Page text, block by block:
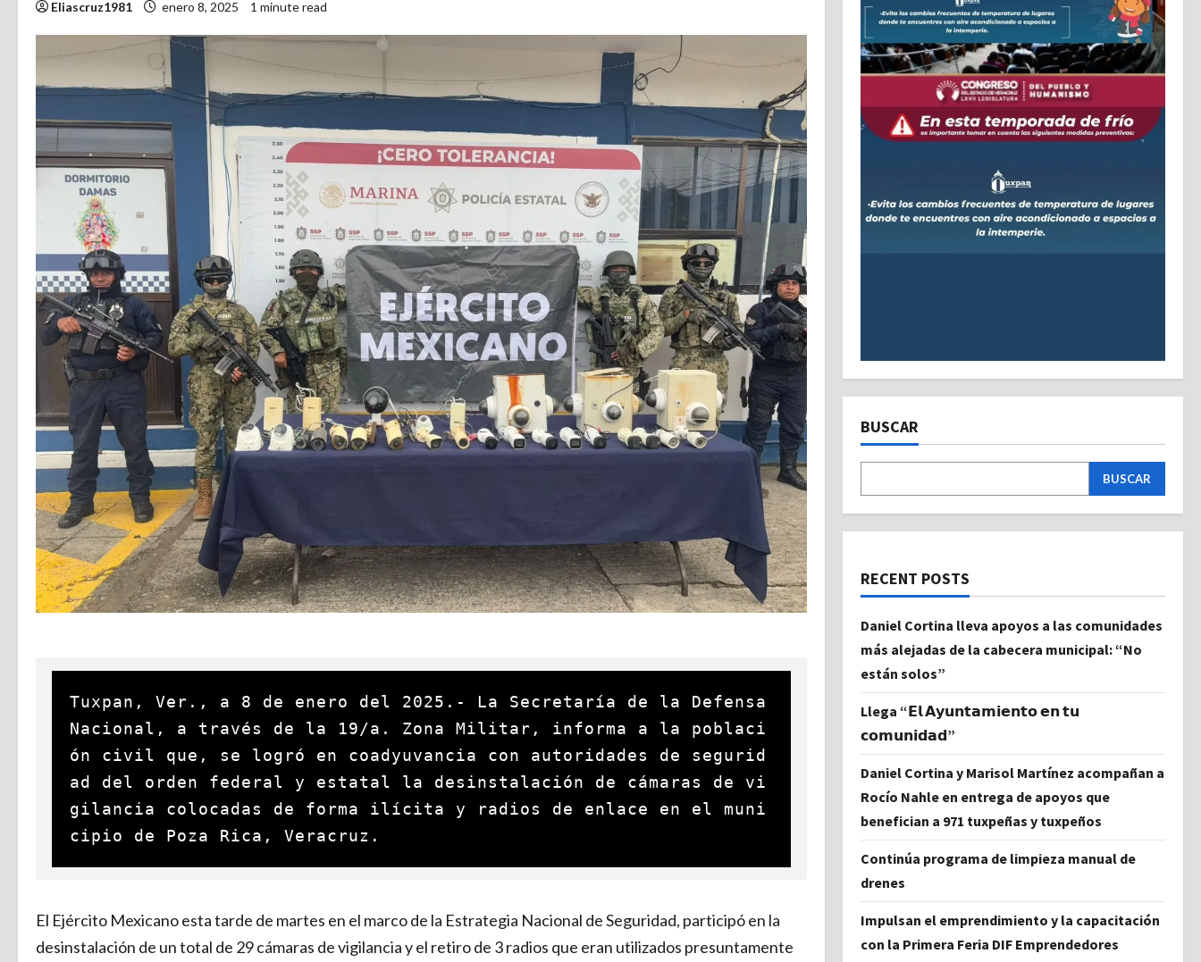
Eliascruz1981 enero 8, 2025 1 minute read
Tuxpan, Ver., a 8 de enero del 2025.- La Secretaría de la Defensa
Nacional, a través de la 19/a. Zona Militar, informa a la poblaci
ón civil que, se logró en coadyuvancia con autoridades de segurid
ad del orden federal y estatal la desinstalación de cámaras de vi
gilancia colocadas de forma ilícita y radios de enlace en el muni
cipio de Poza Rica, Veracruz.
El Ejército Mexicano esta tarde de martes en el marco de la Estrategia Nacional de Seguridad, participó en la
desinstalación de un total de 29 cámaras de vigilancia y el retiro de 3 radios que eran utilizados presuntamente
BUSCAR
BUSCAR
RECENT POSTS
Daniel Cortina lleva apoyos a las comunidades
más alejadas de la cabecera municipal: “No
están solos”
Llega “𝗘𝗹 𝗔𝘆𝘂𝗻𝘁𝗮𝗺𝗶𝗲𝗻𝘁𝗼 𝗲𝗻 𝘁𝘂
𝗰𝗼𝗺𝘂𝗻𝗶𝗱𝗮𝗱”
Daniel Cortina y Marisol Martínez acompañan a
Rocío Nahle en entrega de apoyos que
benefician a 971 tuxpeñas y tuxpeños
Continúa programa de limpieza manual de
drenes
Impulsan el emprendimiento y la capacitación
con la Primera Feria DIF Emprendedores